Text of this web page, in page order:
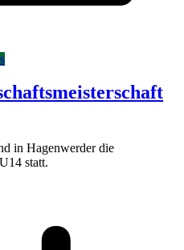
in Hagenwerder die
statt.